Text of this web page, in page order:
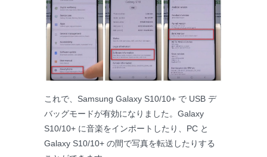
これで、Samsung Galaxy S10/10+ で USB デ
バッグモードが有効になりました。Galaxy
S10/10+ に音楽をインポートしたり、PC と
Galaxy S10/10+ の間で写真を転送したりする